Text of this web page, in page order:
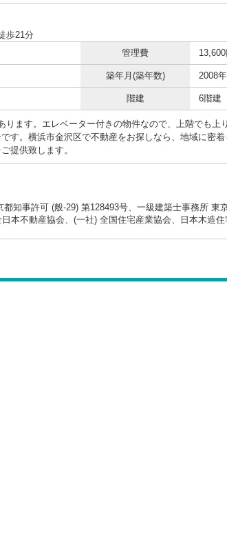
歩21分
管理費
築年月(築年数) 2008
階建 6階建
ります。エレベーター付きの物件なので、上階でも上
す。横浜市金沢区で不動産をお探しなら、地域に密着
提供致します。
知事許可 (般-29) 第128493号、一級建築士事務所 東
本不動産協会、(一社) 全国住宅産業協会、日本木造住